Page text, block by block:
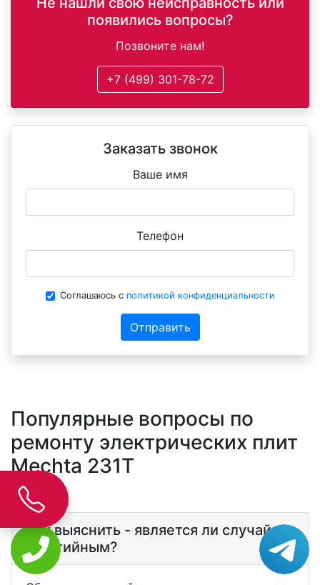
появились вопросы?
Позвоните нам!
+7 (499) 301-78-72
Заказать звонок
Ваше имя
Телефон
Соглашаюсь с политикой конфиденциальности
Отправить
Популярные вопросы по
ремонту электрических плит
Mechta 231T
Как выяснить - является ли случай
гаратийным?